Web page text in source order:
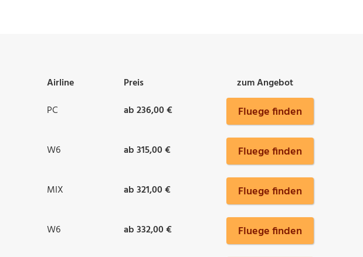
Airline Preis
zum Angebot
PC ab 236,00 € Fluege finden
W6 ab 315,00 € Fluege finden
MIX ab 321,00 € Fluege finden
W6 ab 332,00 € Fluege finden